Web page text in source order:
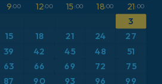
a 850 hPa
9:00 12:00 15 :00 18:00 21:00
3
15 18 21 24 27
39 42 45 48
51
63 66 69 72 75
87 90 93 96 99